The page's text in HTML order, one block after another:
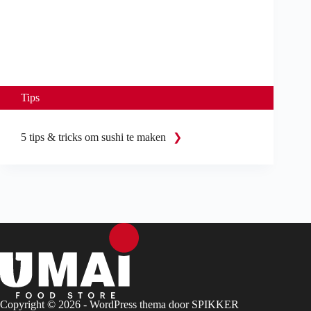
Tips
5 tips & tricks om sushi te maken
Copyright © 2026 - WordPress thema door SPIKKER